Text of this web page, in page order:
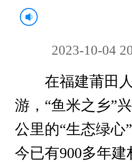
2023-10-04
在福建莆田人
游，“鱼米之乡”
公里的“生态绿心
今已有900多年